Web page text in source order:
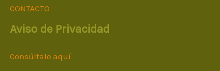
CONTACTO
Aviso de Privacidad
Consúltalo aquí